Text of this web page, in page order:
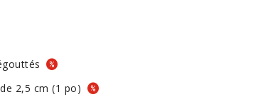
2,5 cm (1 po)